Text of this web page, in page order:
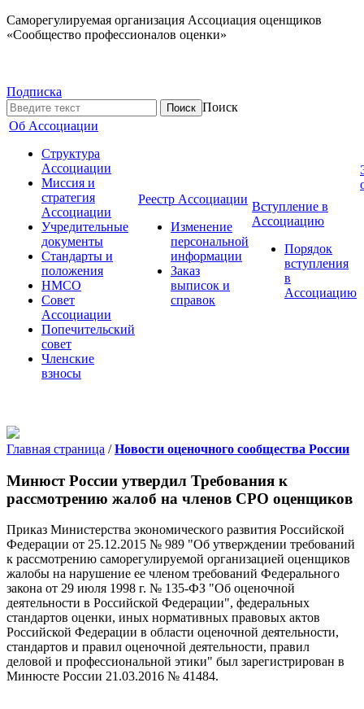
Саморегулируемая организация Ассоциация оценщиков
«Сообщество профессионалов оценки»
Подписка
Поиск
Об Ассоциации
Структура
Ассоциации
Миссия и
стратегия
Ассоциации
Учредительные
документы
Стандарты и
положения
НМСО
Совет
Ассоциации
Попечительский
совет
Членские
взносы
Реестр Ассоциации
Изменение
персональной
информации
Заказ
выписок и
справок
Вступление в
Ассоциацию
Порядок
вступления
в
Ассоциацию
Главная страница / Новости оценочного сообщества России
Минюст России утвердил Требования к
рассмотрению жалоб на членов СРО оценщиков
Приказ Министерства экономического развития Российской
Федерации от 25.12.2015 № 989 "Об утверждении требований
к рассмотрению саморегулируемой организацией оценщиков
жалобы на нарушение ее членом требований Федерального
закона от 29 июля 1998 г. № 135-ФЗ "Об оценочной
деятельности в Российской Федерации", федеральных
стандартов оценки, иных нормативных правовых актов
Российской Федерации в области оценочной деятельности,
стандартов и правил оценочной деятельности, правил
деловой и профессиональной этики" был зарегистрирован в
Минюсте России 21.03.2016 № 41484.